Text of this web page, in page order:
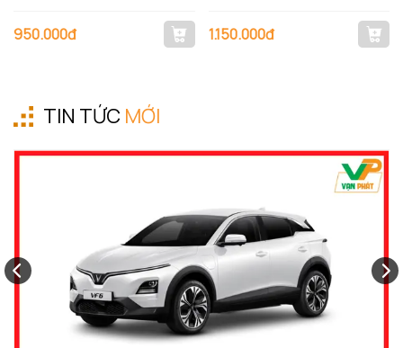
950.000đ 1.150.000đ
TIN TỨC MỚI